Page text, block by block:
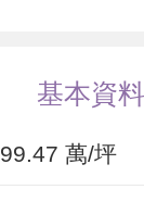
基本資料
99.47 萬/坪